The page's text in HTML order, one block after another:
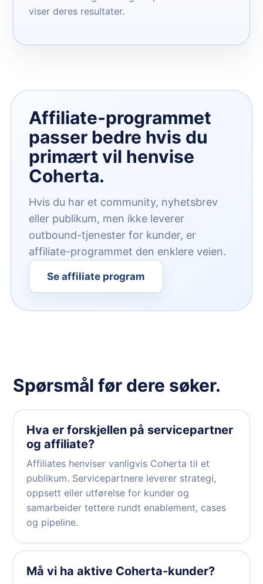
viser deres resultater.
Affiliate-programmet
passer bedre hvis du
primært vil henvise
Coherta.
Hvis du har et community, nyhetsbrev
eller publikum, men ikke leverer
outbound-tjenester for kunder, er
affiliate-programmet den enklere veien.
Se affiliate program
Spørsmål før dere søker.
Hva er forskjellen på servicepartner
og affiliate?
Affiliates henviser vanligvis Coherta til et
publikum. Servicepartnere leverer strategi,
oppsett eller utførelse for kunder og
samarbeider tettere rundt enablement, cases
og pipeline.
Må vi ha aktive Coherta-kunder?